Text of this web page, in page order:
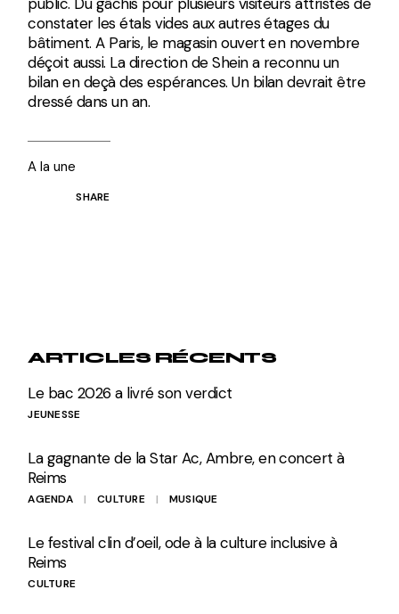
constater les étals vides aux autres étages du
bâtiment. A Paris, le magasin ouvert en novembre
déçoit aussi. La direction de Shein a reconnu un
bilan en deçà des espérances. Un bilan devrait être
dressé dans un an.
A la une
SHARE
ARTICLES RÉCENTS
Le bac 2026 a livré son verdict
JEUNESSE
La gagnante de la Star Ac, Ambre, en concert à
Reims
AGENDA CULTURE MUSIQUE
Le festival clin d’oeil, ode à la culture inclusive à
Reims
CULTURE